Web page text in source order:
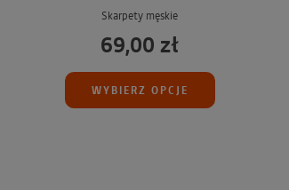
Skarpety męskie
69,00 zł
WYBIERZ OPCJE